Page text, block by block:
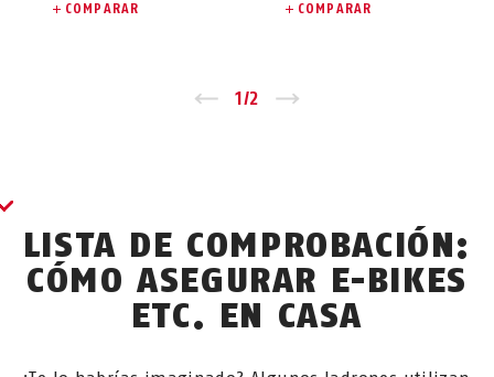
COMPARAR COMPARAR
Zurück
1/2
LISTA DE COMPROBACIÓN:
CÓMO ASEGURAR E-BIKES
ETC. EN CASA